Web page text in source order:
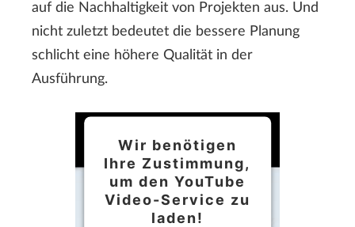
auf die Nachhaltigkeit von Projekten aus. Und
nicht zuletzt bedeutet die bessere Planung
schlicht eine höhere Qualität in der
Ausführung.
Wir benötigen
Ihre Zustimmung,
um den YouTube
Video-Service zu
laden!